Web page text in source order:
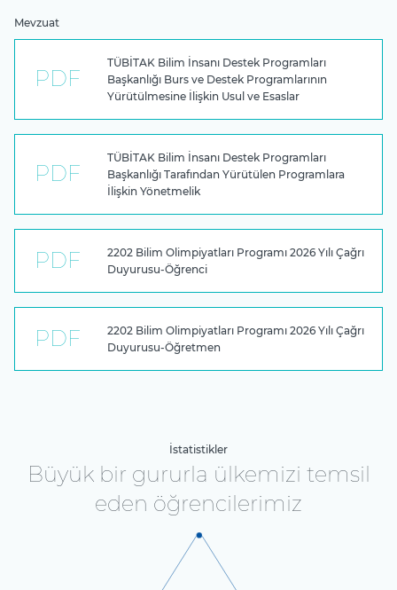
Mevzuat
TÜBİTAK Bilim İnsanı Destek Programları
Başkanlığı Burs ve Destek Programlarının
Yürütülmesine İlişkin Usul ve Esaslar
TÜBİTAK Bilim İnsanı Destek Programları
Başkanlığı Tarafından Yürütülen Programlara
İlişkin Yönetmelik
2202 Bilim Olimpiyatları Programı 2026 Yılı Çağrı
Duyurusu-Öğrenci
2202 Bilim Olimpiyatları Programı 2026 Yılı Çağrı
Duyurusu-Öğretmen
İstatistikler
Büyük bir gururla ülkemizi temsil
eden öğrencilerimiz